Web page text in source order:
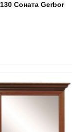
Соната Gerbor